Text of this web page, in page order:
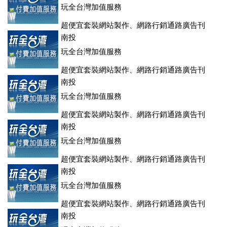
玩全台灣加值服務
超便宜套裝網站製作、網路行銷通路廣告刊
登、訂房系統、客房委託旅行社銷售，全面優惠中....
南投
玩全台灣加值服務
超便宜套裝網站製作、網路行銷通路廣告刊
登、訂房系統、客房委託旅行社銷售，全面優惠中....
南投
玩全台灣加值服務
超便宜套裝網站製作、網路行銷通路廣告刊
登、訂房系統、客房委託旅行社銷售，全面優惠中....
南投
玩全台灣加值服務
超便宜套裝網站製作、網路行銷通路廣告刊
登、訂房系統、客房委託旅行社銷售，全面優惠中....
南投
玩全台灣加值服務
超便宜套裝網站製作、網路行銷通路廣告刊
登、訂房系統、客房委託旅行社銷售，全面優惠中....
南投